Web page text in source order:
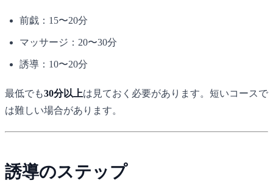
前戯：15〜20分
マッサージ：20〜30分
誘導：10〜20分
最低でも30分以上は見ておく必要があります。短いコースで
は難しい場合があります。
誘導のステップ